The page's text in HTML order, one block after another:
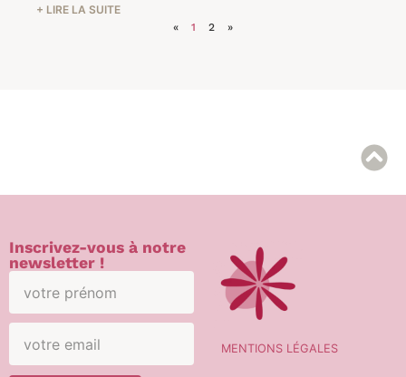
+ LIRE LA SUITE
« 1 2 »
MENTIONS LÉGALES
Inscrivez-vous à notre
newsletter !